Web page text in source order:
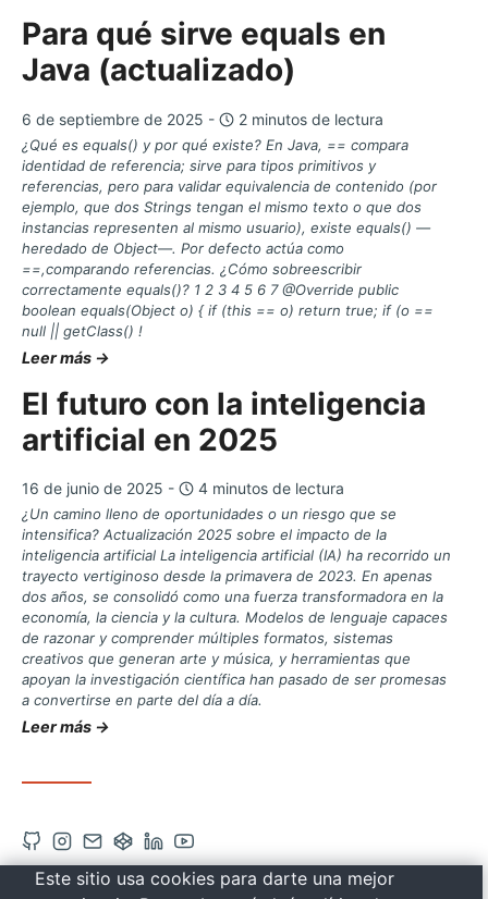
Para qué sirve equals en
Java (actualizado)
6 de septiembre de 2025 - 2 minutos de lectura
¿Qué es equals() y por qué existe? En Java, == compara
identidad de referencia; sirve para tipos primitivos y
referencias, pero para validar equivalencia de contenido (por
ejemplo, que dos Strings tengan el mismo texto o que dos
instancias representen al mismo usuario), existe equals() —
heredado de Object—. Por defecto actúa como
==,comparando referencias. ¿Cómo sobreescribir
correctamente equals()? 1 2 3 4 5 6 7 @Override public
boolean equals(Object o) { if (this == o) return true; if (o ==
null || getClass() !
Leer más →
El futuro con la inteligencia
artificial en 2025
16 de junio de 2025 - 4 minutos de lectura
¿Un camino lleno de oportunidades o un riesgo que se
intensifica? Actualización 2025 sobre el impacto de la
inteligencia artificial La inteligencia artificial (IA) ha recorrido un
trayecto vertiginoso desde la primavera de 2023. En apenas
dos años, se consolidó como una fuerza transformadora en la
economía, la ciencia y la cultura. Modelos de lenguaje capaces
de razonar y comprender múltiples formatos, sistemas
creativos que generan arte y música, y herramientas que
apoyan la investigación científica han pasado de ser promesas
a convertirse en parte del día a día.
Leer más →
Abrir
cuenta
Abrir
cuenta
Contacto
vía
Abrir
cuenta
Abrir
cuenta
Abrir
cuenta
Este sitio usa cookies para darte una mejor